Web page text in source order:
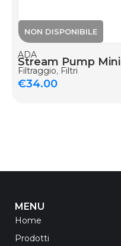
ADA
Stream Pump Mini
Filtraggio, Filtri
€34.00
MENU
Home
Prodotti